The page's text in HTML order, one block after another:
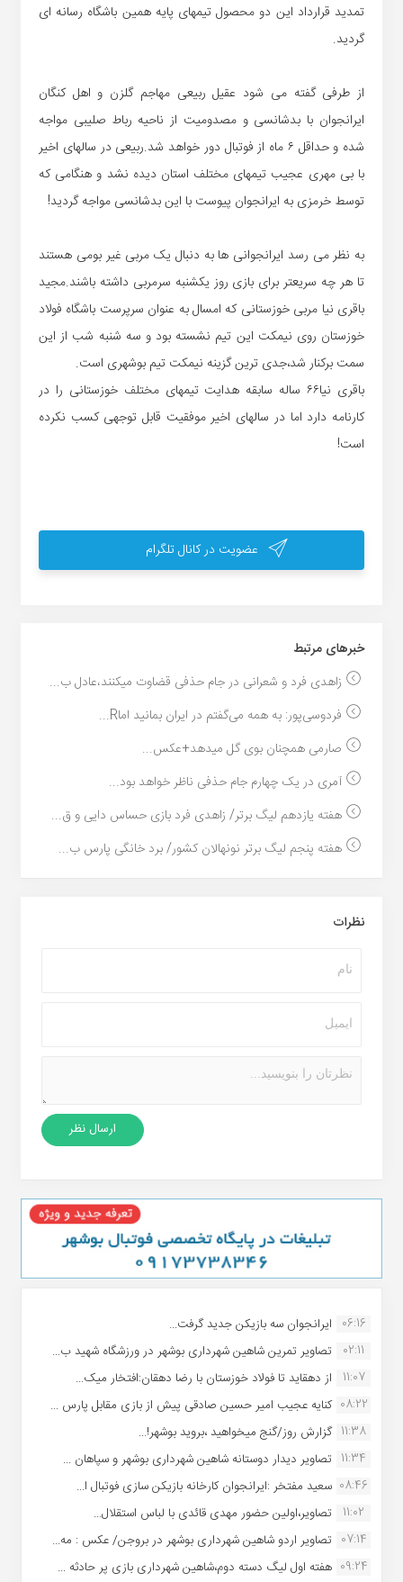
تمدید قرارداد این دو محصول تیمهای پایه همین باشگاه رسانه ای
گردید.
از طرفی گفته می شود عقیل ربیعی مهاجم گلزن و اهل کنگان
ایرانجوان با بدشانسی و مصدومیت از ناحیه رباط صلیبی مواجه
شده و حداقل ۶ ماه از فوتبال دور خواهد شد.ربیعی در سالهای اخیر
با بی مهری عجیب تیمهای مختلف استان دیده نشد و هنگامی که
توسط خرمزی به ایرانجوان پیوست با این بدشانسی مواجه گردید!
به نظر می رسد ایرانجوانی ها به دنبال یک مربی غیر بومی هستند
تا هر چه سریعتر برای بازی روز یکشنبه سرمربی داشته باشند.مجید
باقری نیا مربی خوزستانی که امسال به عنوان سرپرست باشگاه فولاد
خوزستان روی نیمکت این تیم نشسته بود و سه شنبه شب از این
سمت برکنار شد،جدی ترین گزینه نیمکت تیم بوشهری است.
باقری نیا۶۶ ساله سابقه هدایت تیمهای مختلف خوزستانی را در
کارنامه دارد اما در سالهای اخیر موفقیت قابل توجهی کسب نکرده
است!
عضویت در کانال تلگرام
خبر‌های مرتبط
زاهدی فرد و شعرانی در جام حذفی قضاوت میکنند،عادل ب...
فردوسی‌پور: به همه می‌گفتم در ایران بمانید اماR...
صارمی همچنان بوی گل میدهد+عکس...
آمری در یک چهارم جام حذفی ناظر خواهد بود...
هفته یازدهم لیگ برتر/ زاهدی فرد بازی حساس دایی و ق...
هفته پنجم لیگ برتر نونهالان کشور/ برد خانگی پارس ب...
نظرات
06:16 ایرانجوان سه بازیکن جدید گرفت...
02:11
تصاویر تمرین شاهین شهردارى بوشهر در ورزشگاه شهید ب...
11:07
از دهقاید تا فولاد خوزستان با رضا دهقان:افتخار میک...
08:22 کنایه عجیب امیر حسین صادقی پیش از بازی مقابل پارس ...
11:38 گزارش روز/گنج میخواهید ،بروید بوشهر!...
11:34 تصاویر دیدار دوستانه شاهین شهردارى بوشهر و سپاهان ...
08:46 سعید مفتخر :ایرانجوان کارخانه بازیکن سازی فوتبال ا...
11:02
تصاویر،اولین حضور مهدی قائدی با لباس استقلال...
07:14 تصاویر اردو شاهین شهرداری بوشهر در بروجن/ عکس : مه...
09:24 هفته اول لیگ دسته دوم،شاهین شهرداری بازی پر حادثه ...